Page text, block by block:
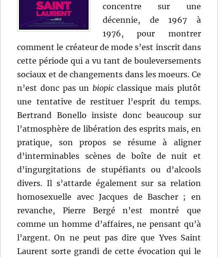
concentre sur une
décennie, de 1967 à
1976, pour montrer
comment le créateur de mode s’est inscrit dans
cette période qui a vu tant de bouleversements
sociaux et de changements dans les moeurs. Ce
n’est donc pas un biopicclassique mais plutôt
une tentative de restituer l’esprit du temps.
Bertrand Bonello insiste donc beaucoup sur
l’atmosphère de libération des esprits mais, en
pratique, son propos se résume à aligner
d’interminables scènes de boîte de nuit et
d’ingurgitations de stupéfiants ou d’alcools
divers. Il s’attarde également sur sa relation
homosexuelle avec Jacques de Bascher ; en
revanche, Pierre Bergé n’est montré que
comme un homme d’affaires, ne pensant qu’à
l’argent. On ne peut pas dire que Yves Saint
Laurent sorte grandi de cette évocation qui le